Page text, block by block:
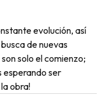
evolución, así
de nuevas
solo el comienzo;
esperando ser
obra!